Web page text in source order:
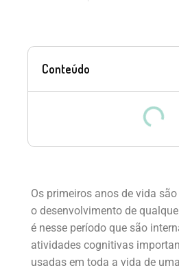
Conteúdo
Os primeiros anos de vida
o desenvolvimento de
é nesse período que são
atividades cognitivas
usadas em toda a vida de